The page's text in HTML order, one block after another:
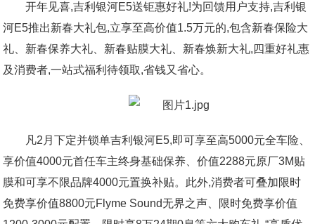
开年见喜,吉利银河E5送钜惠好礼!为回馈用户支持,吉利银
河E5推出新春大礼包,立享至高价值1.5万元的,包含新春保险大
礼、新春保养大礼、新春贴膜大礼、新春焕新大礼,四重好礼惠
及消费者,一站式福利待领取,省钱又省心。
凡2月下定并锁单吉利银河E5,即可享至高5000元全车险、
享价值4000元首任车主终身基础保养、价值2288元原厂3M贴
膜和可享不限品牌4000元置换补贴。此外,消费者可叠加限时
免费享价值8800元Flyme Sound无界之声、限时免费享价值